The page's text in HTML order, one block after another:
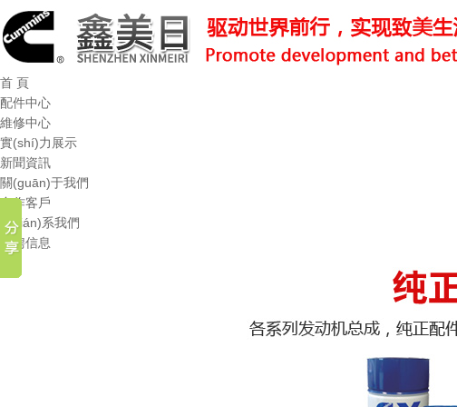
首 頁
配件中心
維修中心
實(shí)力展示
新聞資訊
關(guān)于我們
合作客戶
聯(lián)系我們
招聘信息